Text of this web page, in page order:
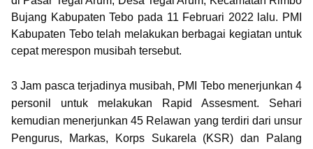
Bujang Kabupaten Tebo pada 11 Februari 2022 lalu. PMI
Kabupaten Tebo telah melakukan berbagai kegiatan untuk
cepat merespon musibah tersebut.
3 Jam pasca terjadinya musibah, PMI Tebo menerjunkan 4
personil untuk melakukan Rapid Assesment. Sehari
kemudian menerjunkan 45 Relawan yang terdiri dari unsur
Pengurus, Markas, Korps Sukarela (KSR) dan Palang